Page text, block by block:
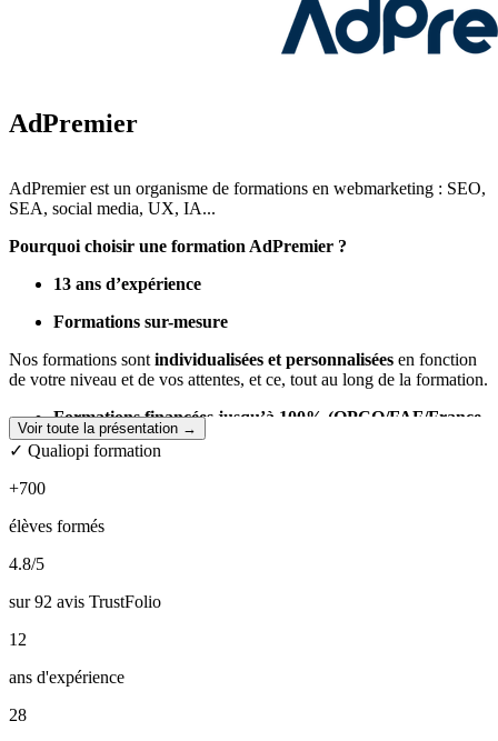
AdPremier
AdPremier est un organisme de formations en webmarketing : SEO,
SEA, social media, UX, IA...
Pourquoi choisir une formation AdPremier ?
13 ans d’expérience
Formations sur-mesure
Nos formations sont individualisées et personnalisées en fonction
de votre niveau et de vos attentes, et ce, tout au long de la formation.
Formations financées jusqu’à 100% (OPCO/FAF/France
Travail)
prise en charge. Chez AdPremier nous déposons pour vous la
demande de financement !
répondre à vos questions et vous accompagner.
Les formations AdPremier s’appuient sur les solides connaissances
de nos experts.
Voir toute la présentation →
✓ Qualiopi formation
+700
élèves formés
4.8/5
sur 92 avis TrustFolio
12
ans d'expérience
28